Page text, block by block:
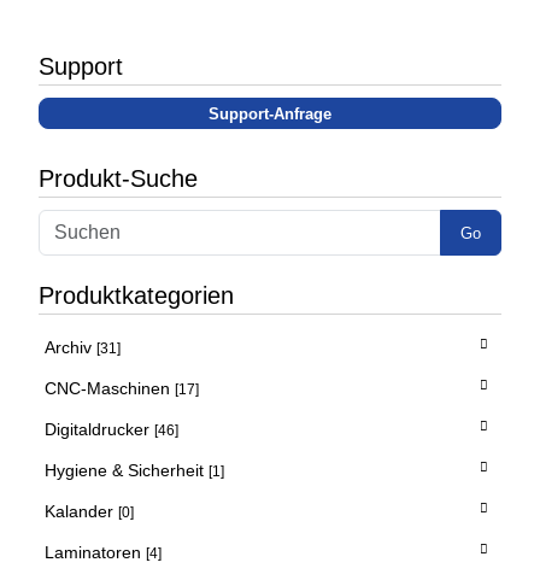
Support
Support-Anfrage
Produkt-Suche
Go
Produktkategorien
Archiv [31]
CNC-Maschinen [17]
Digitaldrucker [46]
Hygiene & Sicherheit [1]
Kalander [0]
Laminatoren [4]